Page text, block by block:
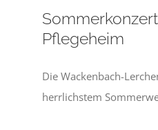
Pflegeheim
Die Wackenbach-
herrlichstem